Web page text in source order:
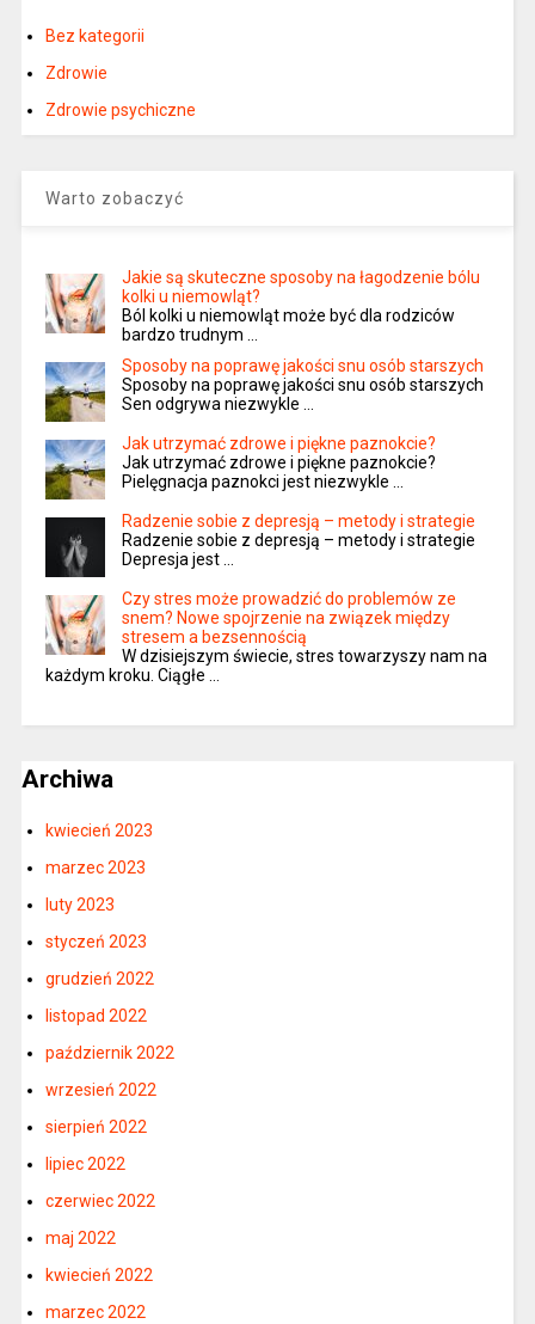
Bez kategorii
Zdrowie
Zdrowie psychiczne
Warto zobaczyć
Jakie są skuteczne sposoby na łagodzenie bólu
kolki u niemowląt?
Ból kolki u niemowląt może być dla rodziców
bardzo trudnym …
Sposoby na poprawę jakości snu osób starszych
Sposoby na poprawę jakości snu osób starszych
Sen odgrywa niezwykle …
Jak utrzymać zdrowe i piękne paznokcie?
Jak utrzymać zdrowe i piękne paznokcie?
Pielęgnacja paznokci jest niezwykle …
Radzenie sobie z depresją – metody i strategie
Radzenie sobie z depresją – metody i strategie
Depresja jest …
Czy stres może prowadzić do problemów ze
snem? Nowe spojrzenie na związek między
stresem a bezsennością
W dzisiejszym świecie, stres towarzyszy nam na
każdym kroku. Ciągłe …
Archiwa
kwiecień 2023
marzec 2023
luty 2023
styczeń 2023
grudzień 2022
listopad 2022
październik 2022
wrzesień 2022
sierpień 2022
lipiec 2022
czerwiec 2022
maj 2022
kwiecień 2022
marzec 2022